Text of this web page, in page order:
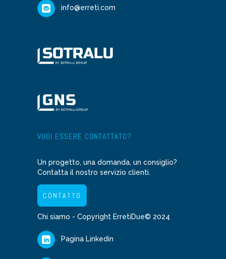
info@erreti.com
VUOI ESSERE CONTATTATO?
Un progetto, una domanda, un consiglio?
Contatta il nostro servizio clienti.
CONTATTO
Chi siamo - Copyright ErretiDue© 2024
Pagina Linkedin